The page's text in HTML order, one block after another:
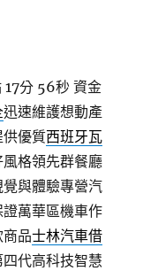
17分 56秒 資金
迅速維護想動產
優質西班牙瓦
格領先群餐廳
與體驗專營汽
證萬華區機車作
商品士林汽車借
代高科技智慧